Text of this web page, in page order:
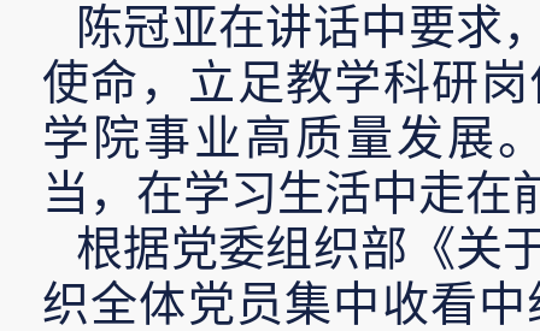
陈冠亚在讲话中要求
使命，立足教学科研
学院事业高质量发展
当，在学习生活中走在
根据党委组织部《关
织全体党员集中收看